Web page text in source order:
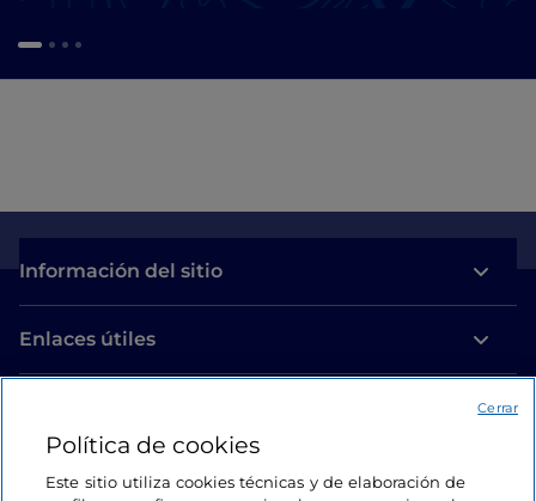
Información del sitio
Enlaces útiles
Estamos en contacto
Política de cookies
Este sitio utiliza cookies técnicas y de elaboración de
Cerrar